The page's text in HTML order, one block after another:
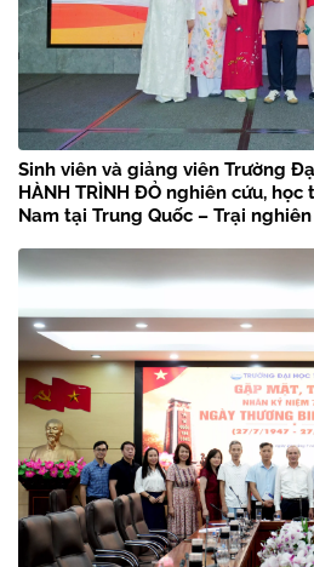
Sinh viên và giảng viên Trường
HÀNH TRÌNH ĐỎ nghiên cứu,
Nam tại Trung Quốc – Trại